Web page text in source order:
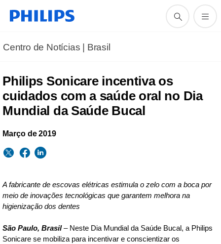
Centro de Notícias | Brasil
Philips Sonicare incentiva os
cuidados com a saúde oral no Dia
Mundial da Saúde Bucal
Março de 2019
A fabricante de escovas elétricas estimula o zelo com a boca por
meio de inovações tecnológicas que garantem melhora na
higienização dos dentes
São Paulo, Brasil – Neste Dia Mundial da Saúde Bucal, a Philips
Sonicare se mobiliza para incentivar e conscientizar os